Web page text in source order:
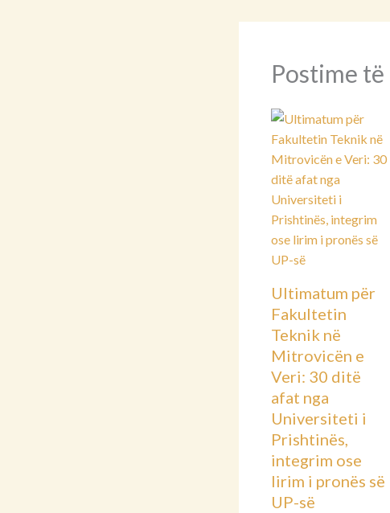
Postime
Ultimatum për
Fakultetin
Teknik në
Mitrovicën e
Veri: 30 ditë
afat nga
Universiteti i
Prishtinës,
integrim ose
lirim i pronës së
UP-së